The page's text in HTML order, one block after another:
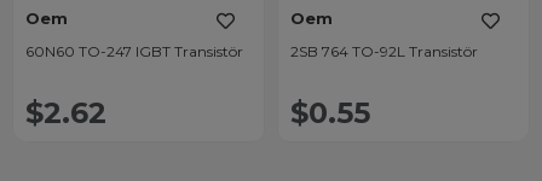
Oem
60N60 TO-247 IGBT Transistör
$2.62
Oem
2SB 764 TO-92L Transistör
$0.55